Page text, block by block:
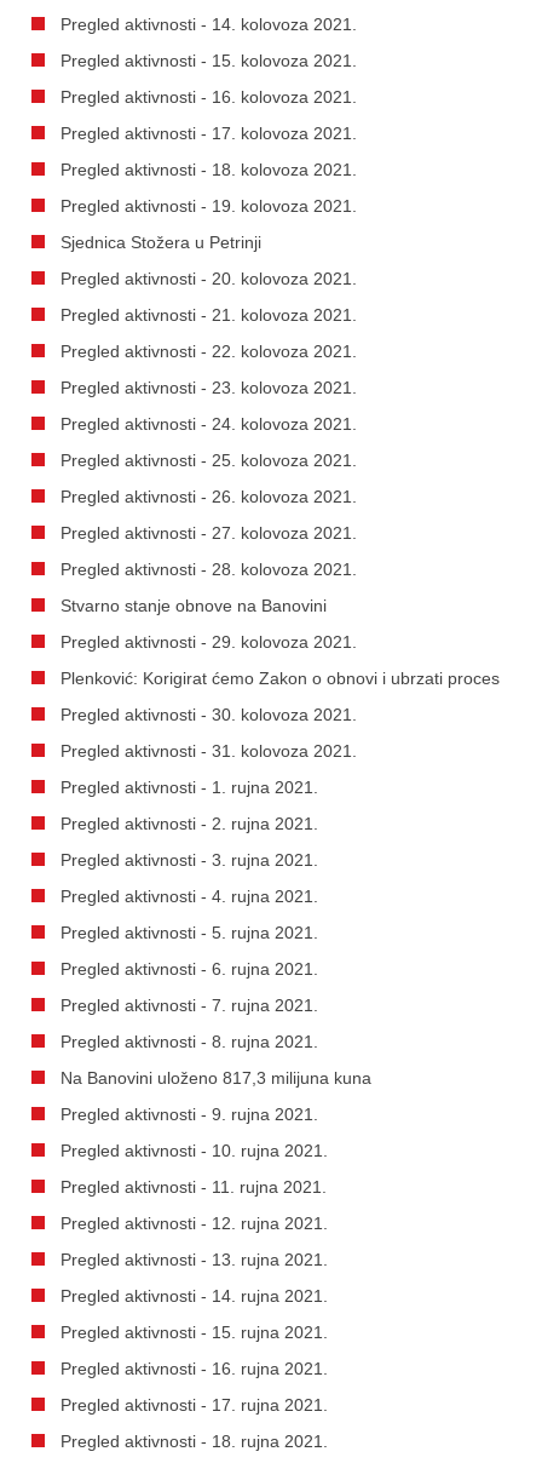
Pregled aktivnosti - 14. kolovoza 2021.
Pregled aktivnosti - 15. kolovoza 2021.
Pregled aktivnosti - 16. kolovoza 2021.
Pregled aktivnosti - 17. kolovoza 2021.
Pregled aktivnosti - 18. kolovoza 2021.
Pregled aktivnosti - 19. kolovoza 2021.
Sjednica Stožera u Petrinji
Pregled aktivnosti - 20. kolovoza 2021.
Pregled aktivnosti - 21. kolovoza 2021.
Pregled aktivnosti - 22. kolovoza 2021.
Pregled aktivnosti - 23. kolovoza 2021.
Pregled aktivnosti - 24. kolovoza 2021.
Pregled aktivnosti - 25. kolovoza 2021.
Pregled aktivnosti - 26. kolovoza 2021.
Pregled aktivnosti - 27. kolovoza 2021.
Pregled aktivnosti - 28. kolovoza 2021.
Stvarno stanje obnove na Banovini
Pregled aktivnosti - 29. kolovoza 2021.
Plenković: Korigirat ćemo Zakon o obnovi i ubrzati proces
Pregled aktivnosti - 30. kolovoza 2021.
Pregled aktivnosti - 31. kolovoza 2021.
Pregled aktivnosti - 1. rujna 2021.
Pregled aktivnosti - 2. rujna 2021.
Pregled aktivnosti - 3. rujna 2021.
Pregled aktivnosti - 4. rujna 2021.
Pregled aktivnosti - 5. rujna 2021.
Pregled aktivnosti - 6. rujna 2021.
Pregled aktivnosti - 7. rujna 2021.
Pregled aktivnosti - 8. rujna 2021.
Na Banovini uloženo 817,3 milijuna kuna
Pregled aktivnosti - 9. rujna 2021.
Pregled aktivnosti - 10. rujna 2021.
Pregled aktivnosti - 11. rujna 2021.
Pregled aktivnosti - 12. rujna 2021.
Pregled aktivnosti - 13. rujna 2021.
Pregled aktivnosti - 14. rujna 2021.
Pregled aktivnosti - 15. rujna 2021.
Pregled aktivnosti - 16. rujna 2021.
Pregled aktivnosti - 17. rujna 2021.
Pregled aktivnosti - 18. rujna 2021.